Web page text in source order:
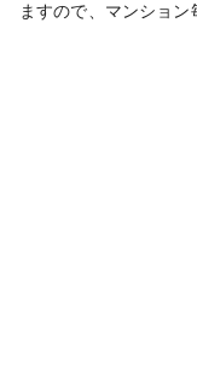
ますので、マンション